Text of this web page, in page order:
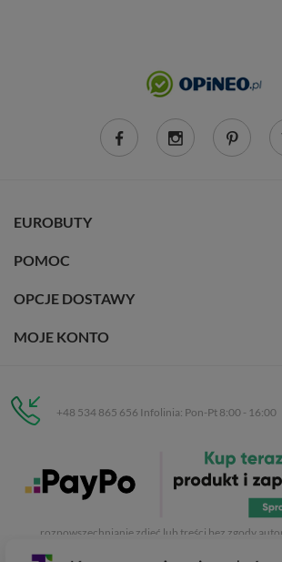
EUROBUTY
POMOC
OPCJE DOSTAWY
MOJE KONTO
+48 534 865 656 Infolinia: Pon-Pt 8:00 - 16:00
C.H. Respan, Rejtana 53a/250
35-326 Rzeszów
.
rozpowszechnianie zdjęć lub treści bez zgody